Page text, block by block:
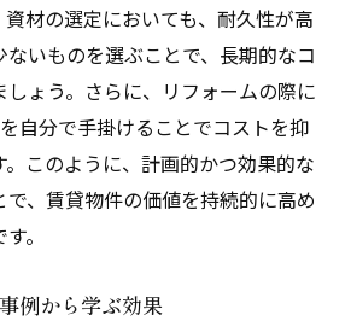
材の選定においても、耐久性が高
ないものを選ぶことで、長期的なコ
ょう。さらに、リフォームの際に
自分で手掛けることでコストを抑
このように、計画的かつ効果的な
、賃貸物件の価値を持続的に高め
。
例から学ぶ効果